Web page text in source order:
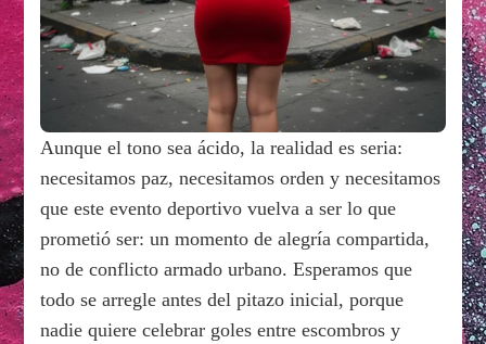
Aunque el tono sea ácido, la realidad es seria:
necesitamos paz, necesitamos orden y necesitamos
que este evento deportivo vuelva a ser lo que
prometió ser: un momento de alegría compartida,
no de conflicto armado urbano. Esperamos que
todo se arregle antes del pitazo inicial, porque
nadie quiere celebrar goles entre escombros y